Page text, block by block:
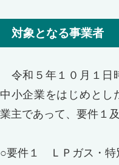
対象となる事業者
令和５年１０月１日
中小企業をはじめとし
業主であって、要件１
○要件１ ＬＰガス・特